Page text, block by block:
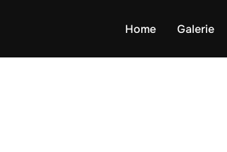
Home Galerie